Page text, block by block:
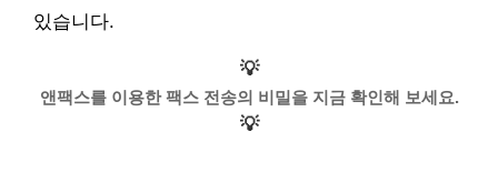
있습니다.
💡
앤팩스를 이용한 팩스 전송의 비밀을 지금 확인해 보세요.
💡